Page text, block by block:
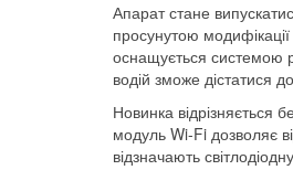
Апарат стане
просунутою
оснащується системою
водій зможе дістатися
Новинка відрізняється
модуль Wi-Fi дозволяє
відзначають